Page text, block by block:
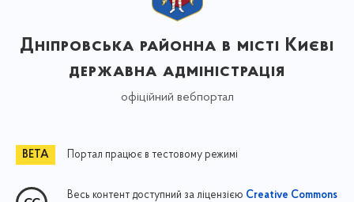
Дніпровська районна в місті Києві
державна адміністрація
офіційний вебпортал
Портал працює в тестовому режимі
Весь контент доступний за ліцензією Creative Commons